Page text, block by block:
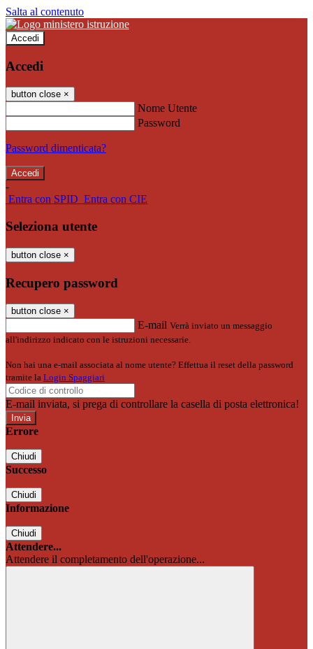
Salta al contenuto
Accedi
Accedi
button close ×
Nome Utente
Password
Password dimenticata?
-
Entra con SPID Entra con CIE
Seleziona utente
button close ×
Recupero password
button close ×
E-mail Verrà inviato un messaggio
all'indirizzo indicato con le istruzioni necessarie.
Non hai una e-mail associata al nome utente? Effettua il reset della password
tramite la Login Spaggiari
E-mail inviata, si prega di controllare la casella di posta elettronica!
Errore
Chiudi
Successo
Chiudi
Informazione
Chiudi
Attendere...
Attendere il completamento dell'operazione...